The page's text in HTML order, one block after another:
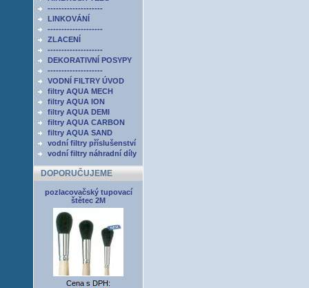
--------------------
LINKOVÁNÍ
--------------------
ZLACENÍ
--------------------
DEKORATIVNÍ POSYPY
--------------------
VODNÍ FILTRY ÚVOD
filtry AQUA MECH
filtry AQUA ION
filtry AQUA DEMI
filtry AQUA CARBON
filtry AQUA SAND
vodní filtry příslušenství
vodní filtry náhradní díly
DOPORUČUJEME
pozlacovačský tupovací
štětec 2M
Cena s DPH: